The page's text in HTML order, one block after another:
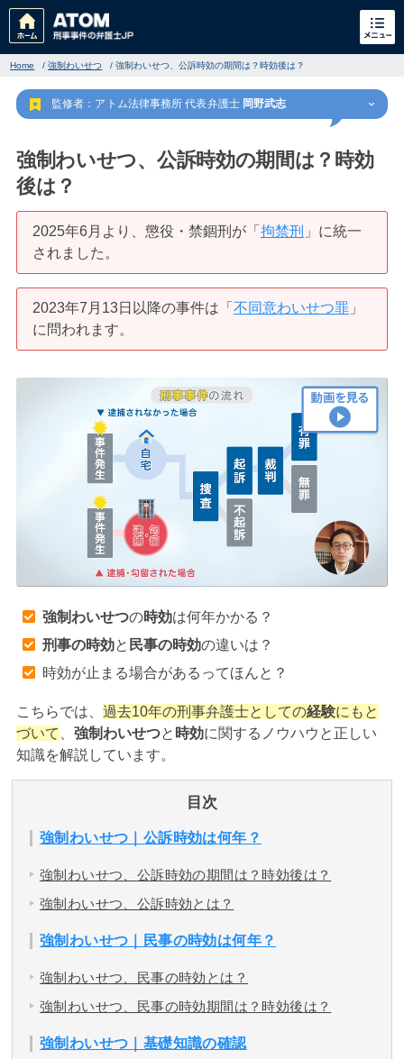
刑事事件 でお困りの方
刑事事件の無料相談
家族が逮捕された方はこちら
刑事事件の記事一覧
アトムについて 知りたい方
弁護士紹介
弁護士費用
アクセス
解決実績
ご依頼者からのお手紙
無料相談の口コミ評判
Home /強制わいせつ /強制わいせつ、公訴時効の期間は？時効後は？
監修者：アトム法律事務所 代表弁護士 岡野武志
強制わいせつ、公訴時効の期間は？時効
後は？
2025年6月より、懲役・禁錮刑が「 拘禁刑 」に統一
されました。
2023年7月13日以降の事件は「 不同意わいせつ罪」
に問われます。
強制わいせつの時効は何年かかる？
刑事の時効と 民事の時効の違いは？
時効が止まる場合があるってほんと？
こちらでは、 過去10年の刑事弁護士としての経験にもと
づいて
強制わいせつと 時効に関するノウハウと正しい
知識を解説しています。
目次
強制わいせつ｜公訴時効は何年？
強制わいせつ、公訴時効の期間は？時効後は？
強制わいせつ、公訴時効とは？
強制わいせつ｜民事の時効は何年？
強制わいせつ、民事の時効とは？
強制わいせつ、民事の時効期間は？時効後は？
強制わいせつ｜基礎知識の確認